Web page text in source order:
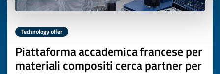
Technology offer
Piattaforma accademica francese per
materiali compositi cerca partner per